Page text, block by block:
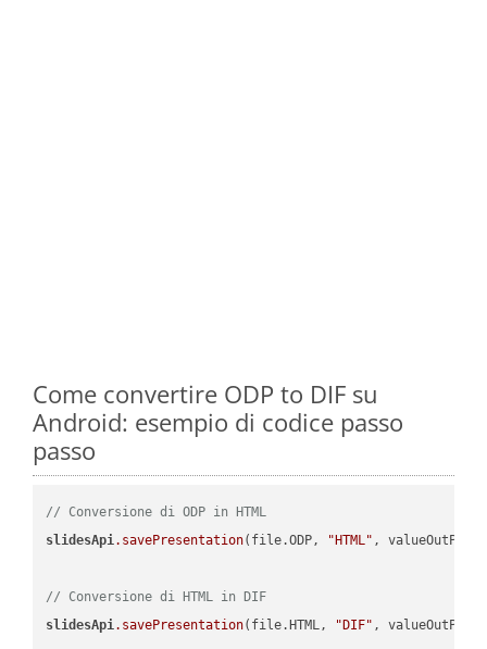
Come convertire ODP to DIF su
Android: esempio di codice passo
passo
// Conversione di ODP in HTML
slidesApi.savePresentation(file.ODP, "HTML" ,
// Conversione di HTML in DIF
slidesApi.savePresentation(file.HTML, "DIF"